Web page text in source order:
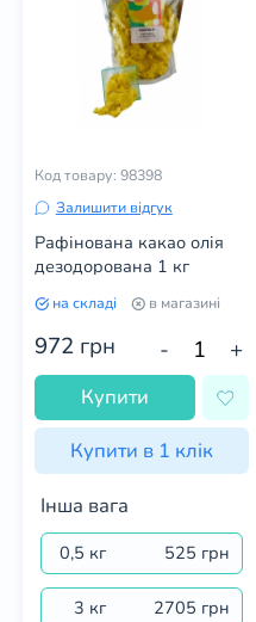
Код товару: 98398
Залишити відгук
Рафінована какао олія
дезодорована 1 кг
на складі в магазині
972 грн - +
Купити
Купити в 1 клік
Інша вага
0,5 кг 525 грн
3 кг 2705 грн